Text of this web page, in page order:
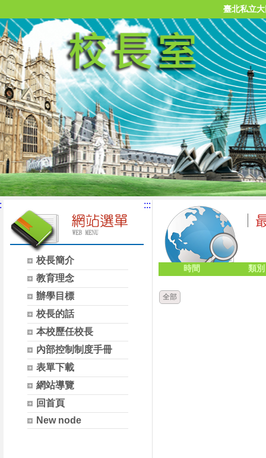
臺北私立
校長簡介
教育理念
辦學目標
校長的話
本校歷任校長
內部控制制度手冊
表單下載
網站導覽
回首頁
New node
:::
時間 類別
全部